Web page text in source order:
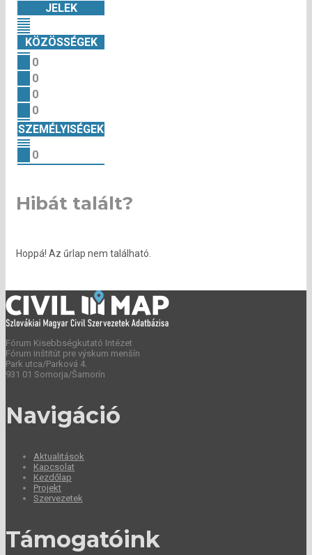
JELEK
KÖZÖSSÉGEK
0
0
0
0
SZEMÉLYISÉGEK
0
Hibát talált?
Hoppá! Az űrlap nem található.
Fórum Kisebbségkutató Intézet
Fórum inštitút pre výskum menšín
Park utca/Parková 4.
931 01 Somorja/Šamorín
Navigáció
Aktualitások
Kapcsolat
Kezdőlap
Projekt
Szervezetek
Támogatóink